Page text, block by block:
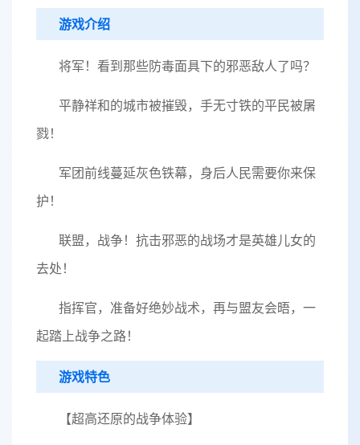
游戏介绍
将军！看到那些防毒面具下的邪恶敌人了吗？
平静祥和的城市被摧毁，手无寸铁的平民被屠
戮！
军团前线蔓延灰色铁幕，身后人民需要你来保
护！
联盟，战争！抗击邪恶的战场才是英雄儿女的
去处！
指挥官，准备好绝妙战术，再与盟友会晤，一
起踏上战争之路！
游戏特色
【超高还原的战争体验】